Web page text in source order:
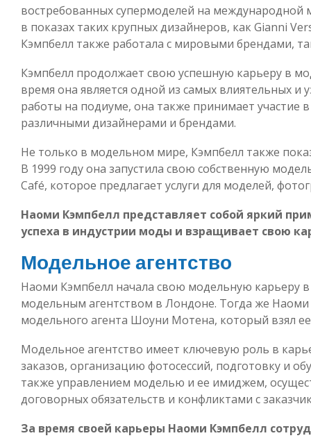
востребованных супермоделей на международной
в показах таких крупных дизайнеров, как Gianni
Кэмпбелл также работала с мировыми брендами,
Кэмпбелл продолжает свою успешную карьеру в
время она является одной из самых влиятельных
работы на подиуме, она также принимает участие
различными дизайнерами и брендами.
Не только в модельном мире, Кэмпбелл также
В 1999 году она запустила свою собственную
Café, которое предлагает услуги для моделей,
Наоми Кэмпбелл представляет собой яркий
успеха в индустрии моды и взращивает свою
Модельное агентство
Наоми Кэмпбелл начала свою модельную карьеру
модельным агентством в Лондоне. Тогда же
модельного агента Шоуни Мотена, который взял
Модельное агентство имеет ключевую роль в
заказов, организацию фотосессий, подготовку и
также управлением моделью и ее имиджем,
договорных обязательств и конфликтами с
За время своей карьеры Наоми Кэмпбелл